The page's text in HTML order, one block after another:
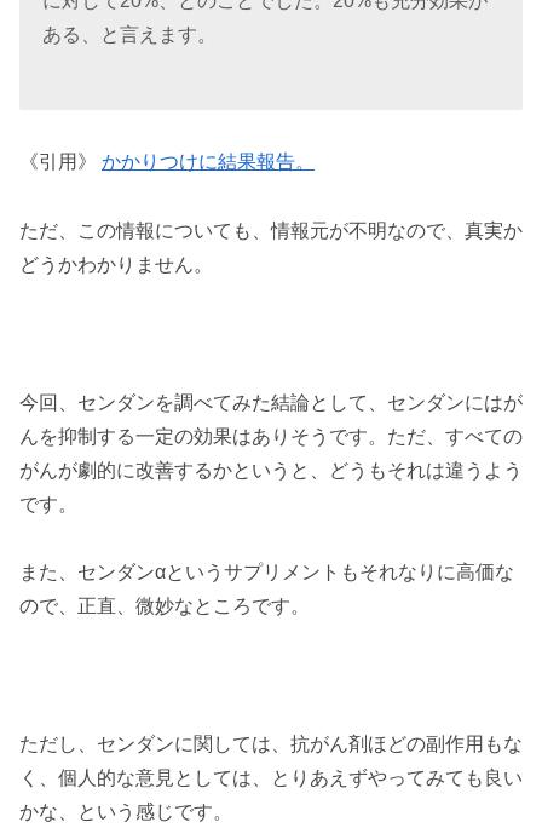
ある、と言えます。
《引用》 かかりつけに結果報告。
ただ、この情報についても、情報元が不明なので、真実か
どうかわかりません。
今回、センダンを調べてみた結論として、センダンにはが
んを抑制する一定の効果はありそうです。ただ、すべての
がんが劇的に改善するかというと、どうもそれは違うよう
です。
また、センダンαというサプリメントもそれなりに高価な
ので、正直、微妙なところです。
ただし、センダンに関しては、抗がん剤ほどの副作用もな
く、個人的な意見としては、とりあえずやってみても良い
かな、という感じです。